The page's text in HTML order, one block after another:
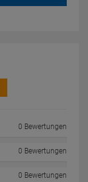
0 Bewertungen
0 Bewertungen
0 Bewertungen